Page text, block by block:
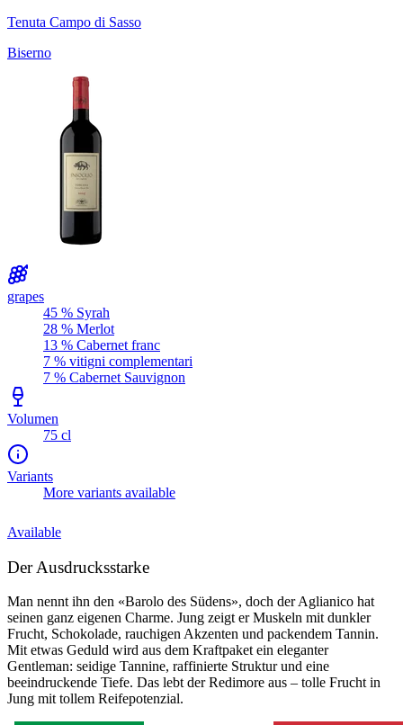
Tenuta Campo di Sasso
Biserno
grapes
45 % Syrah
28 % Merlot
13 % Cabernet franc
7 % vitigni complementari
7 % Cabernet Sauvignon
Volumen
75 cl
Variants
More variants available
Available
Der Ausdrucksstarke
Man nennt ihn den «Barolo des Südens», doch der Aglianico hat
seinen ganz eigenen Charme. Jung zeigt er Muskeln mit dunkler
Frucht, Schokolade, rauchigen Akzenten und packendem Tannin.
Mit etwas Geduld wird aus dem Kraftpaket ein eleganter
Gentleman: seidige Tannine, raffinierte Struktur und eine
beeindruckende Tiefe. Das lebt der Redimore aus – tolle Frucht in
Jung mit tollem Reifepotenzial.